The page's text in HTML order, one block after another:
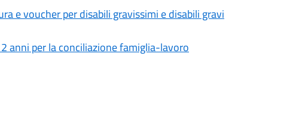
e voucher per disabili gravissimi e disabili gravi
anni per la conciliazione famiglia-lavoro